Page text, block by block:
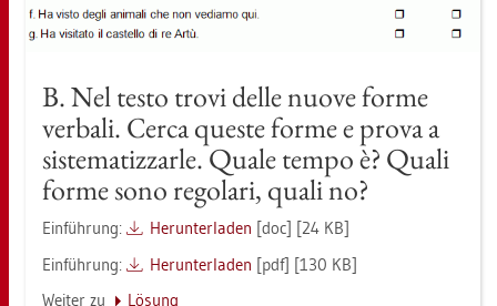
B. Nel testo trovi delle nuove forme
ver­ba­li. Cerca ques­te forme e prova a
sis­te­ma­tiz­zar­le. Quale tempo è? Quali
forme sono re­go­la­ri, quali no?
Ein­füh­rung: Her­un­ter­la­den [doc] [24 KB]
Ein­füh­rung:
Her­un­ter­la­den [pdf] [130 KB]
Wei­ter zu
Lö­sung